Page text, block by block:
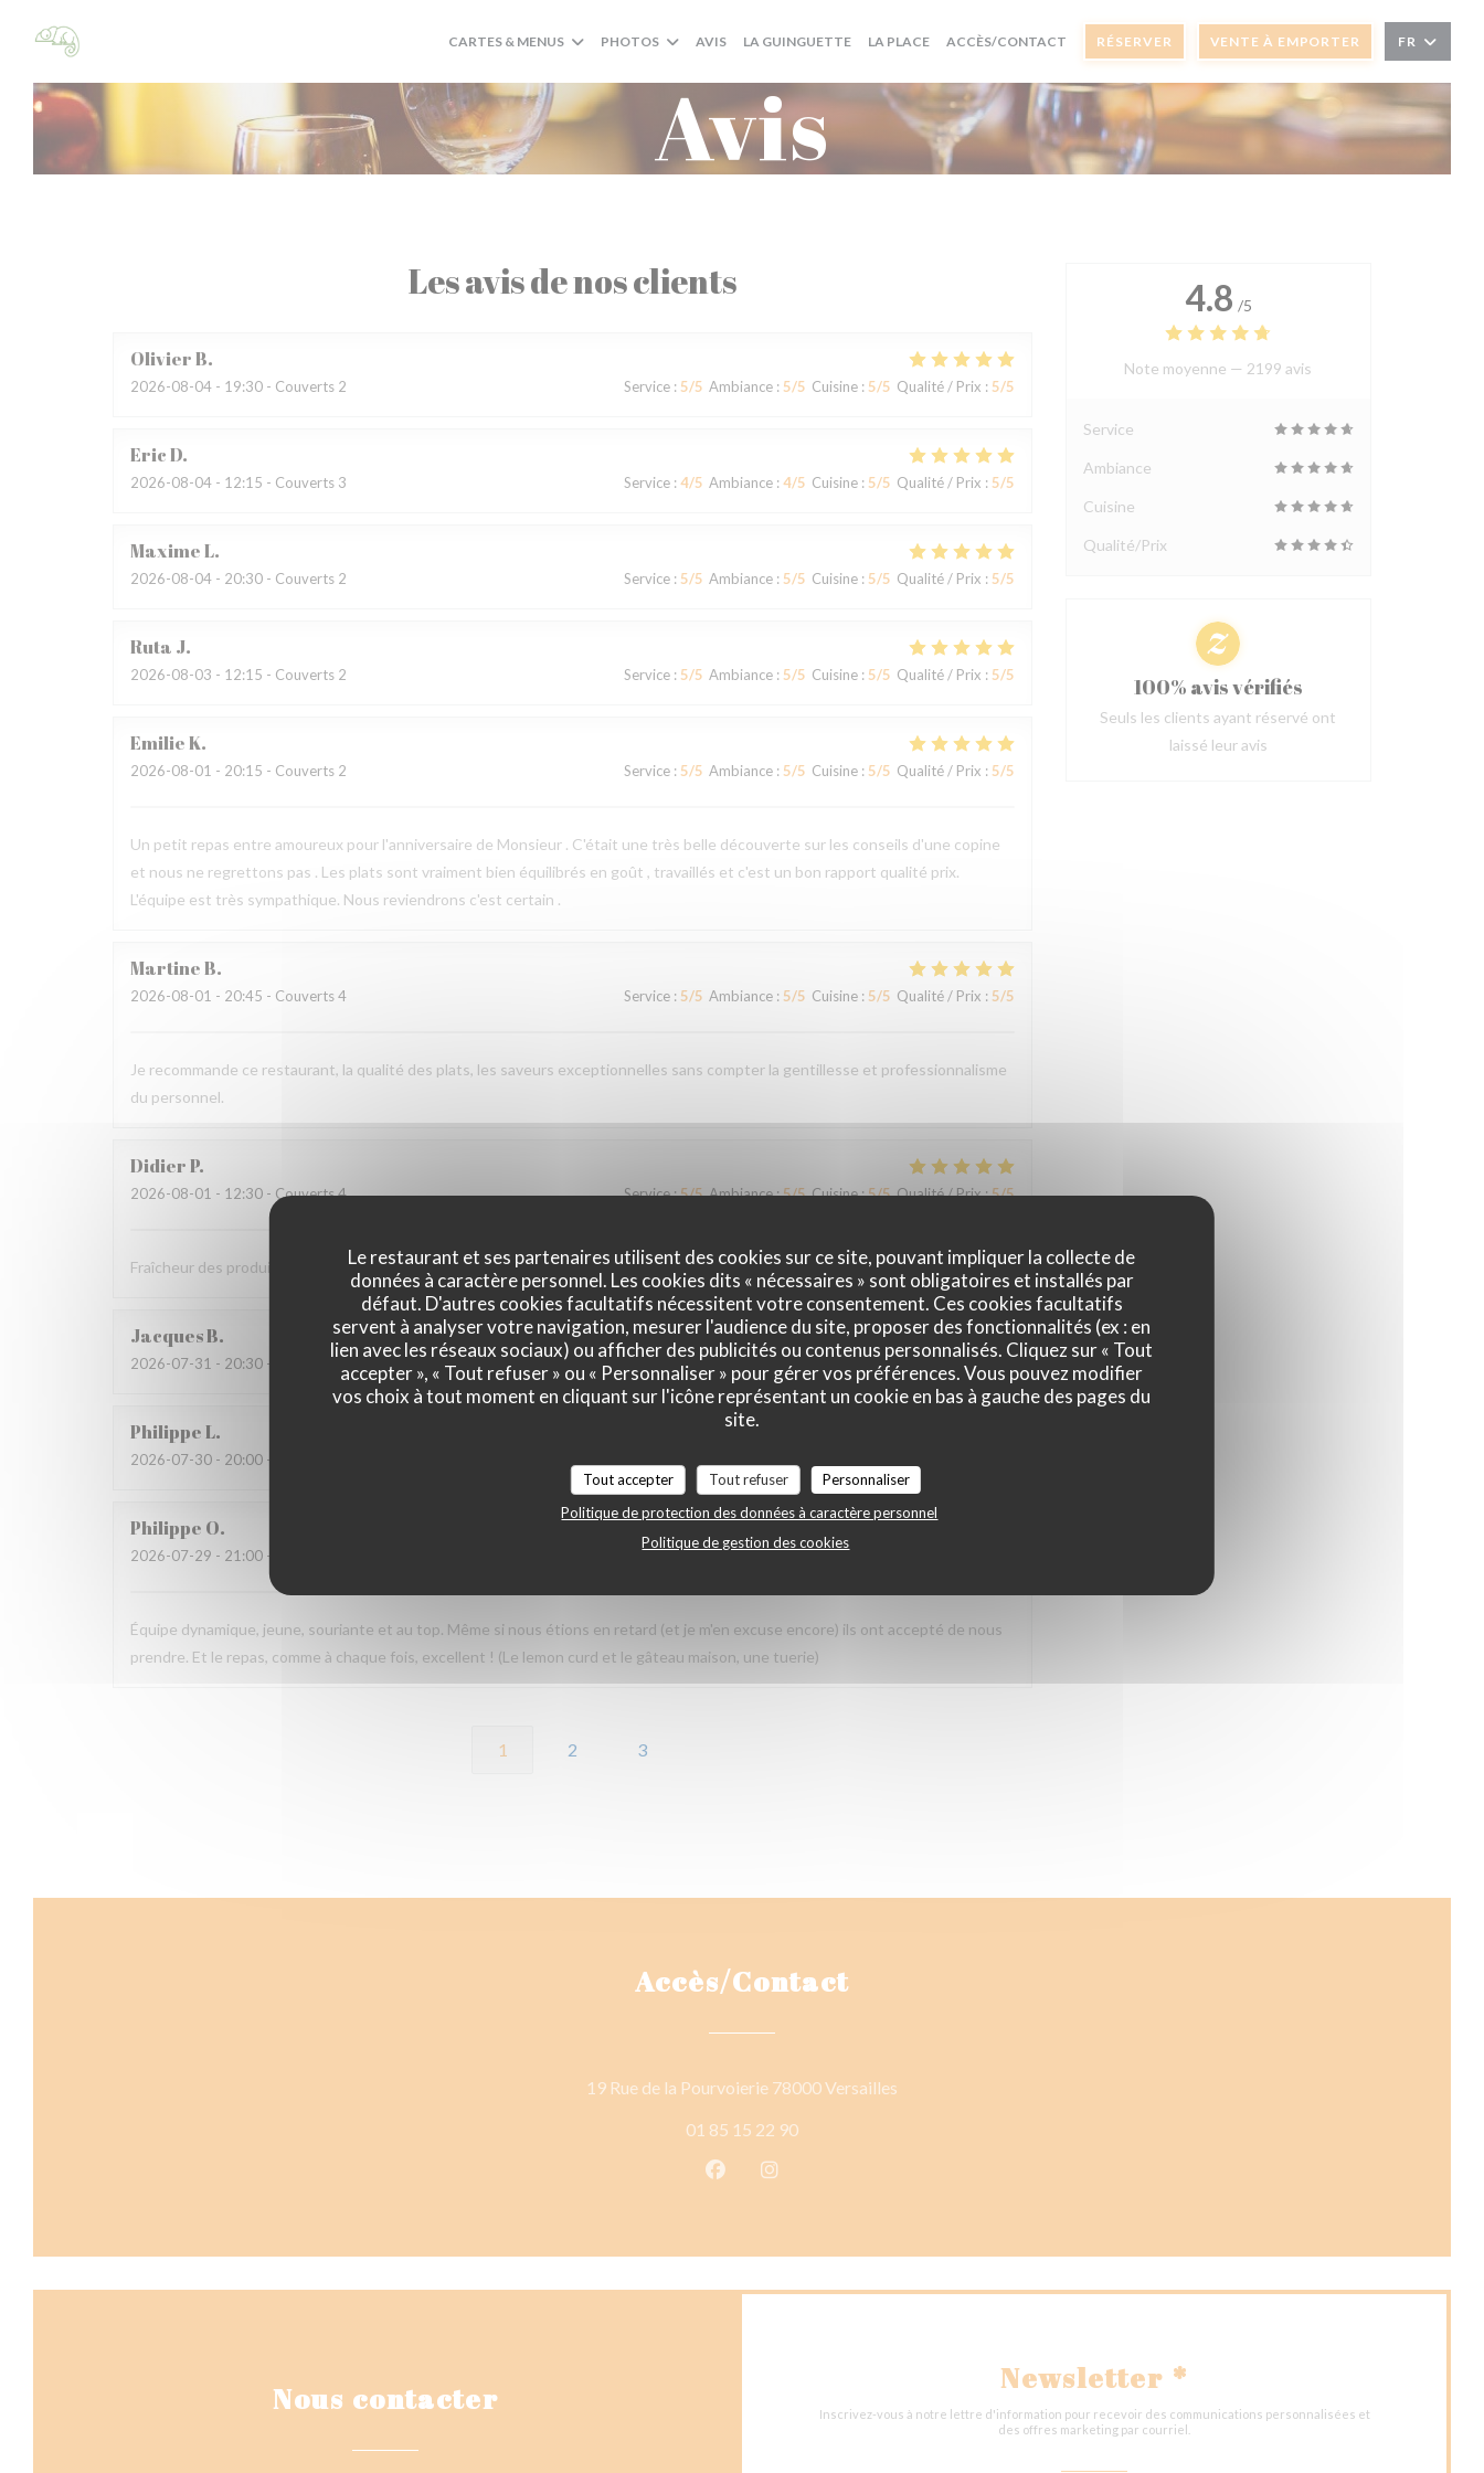
Le restaurant et ses partenaires utilisent des cookies sur ce site, pouvant impliquer la collecte de
données à caractère personnel. Les cookies dits « nécessaires » sont obligatoires et installés par
défaut. D'autres cookies facultatifs nécessitent votre consentement. Ces cookies facultatifs
servent à analyser votre navigation, mesurer l'audience du site, proposer des fonctionnalités (ex : en
lien avec les réseaux sociaux) ou afficher des publicités ou contenus personnalisés. Cliquez sur « Tout
accepter », « Tout refuser » ou « Personnaliser » pour gérer vos préférences. Vous pouvez modifier
vos choix à tout moment en cliquant sur l'icône représentant un cookie en bas à gauche des pages du
site.
Tout accepter Tout refuser
Personnaliser
Politique de protection des données à caractère personnel
Politique de gestion des cookies
CARTES & MENUS PHOTOS AVIS LA GUINGUETTE((OUVRE UNE NOUVELLE FENÊTRE))
LA PLACE((OUVRE UNE NOUVELLE FENÊTRE))
ACCÈS/CONTACT RÉSERVER VENTE À EMPORTER FR
Avis
Les avis de nos clients
OlivierB
2026-08-04 - 19:30 - Couverts 2 Service: 5/5 Ambiance: 5/5 Cuisine: 5/5 Qualité / Prix : 5/5
EricD
2026-08-04 - 12:15 - Couverts 3 Service: 4/5 Ambiance: 4/5 Cuisine: 5/5 Qualité / Prix : 5/5
MaximeL
2026-08-04 - 20:30 - Couverts 2 Service: 5/5 Ambiance: 5/5 Cuisine: 5/5 Qualité / Prix : 5/5
Ruta J
2026-08-03 - 12:15 - Couverts 2 Service: 5/5 Ambiance: 5/5 Cuisine: 5/5 Qualité / Prix : 5/5
EmilieK
2026-08-01 - 20:15 - Couverts 2 Service: 5/5 Ambiance: 5/5 Cuisine: 5/5 Qualité / Prix : 5/5
Un petit repas entre amoureux pour l'anniversaire de Monsieur . C'était une très belle découverte sur les conseils d'une copine
et nous ne regrettons pas . Les plats sont vraiment bien équilibrés en goût , travaillés et c'est un bon rapport qualité prix.
L'équipe est très sympathique. Nous reviendrons c'est certain .
MartineB
2026-08-01 - 20:45 - Couverts 4 Service: 5/5 Ambiance: 5/5 Cuisine: 5/5 Qualité / Prix : 5/5
Je recommande ce restaurant, la qualité des plats, les saveurs exceptionnelles sans compter la gentillesse et professionnalisme
du personnel.
DidierP
2026-08-01 - 12:30 - Couverts 4 Service:5/5 Ambiance:5/5 Cuisine:5/5 Qualité / Prix:5/5
Fraîcheur des produits
JacquesB
2026-07-31 - 20:30 - Couverts 2 5/5 5/5 /5 Qualité / Prix
PhilippeL
2026-07-30 - 20:00 - Couverts 3
Philippe O
2026-07-29 - 21:00 - Couverts 2 Service: 5/5 Ambiance:5/5 Cuisine
Équipe dynamique, jeune, souriante et au top. Même si nous étions en retard (et je m'en excuse encore) ils ont accepté de nous
prendre. Et le repas, comme à chaque fois, excellent ! (Le lemon curd et le gâteau maison, une tuerie)
1 2 3
4.8 /5
Note moyenne — 2199 avis
Service
Ambiance
Cuisine
Qualité/Prix
100% avis vérifiés
Seuls les clients ayant réservé ont
laissé leur avis
Accès/Contact
19 Rue de la Pourvoierie 78000 Versailles
01 85 15 22 90
Facebook ((ouvre une nouvelle fenêtre))
Instagram ((ouvre une nouvelle fenêtre))
Nous contacter
Newsletter *
Inscrivez-vous à notre lettre d'information pour recevoir des communications personnalisées et
des offres marketing par courriel.